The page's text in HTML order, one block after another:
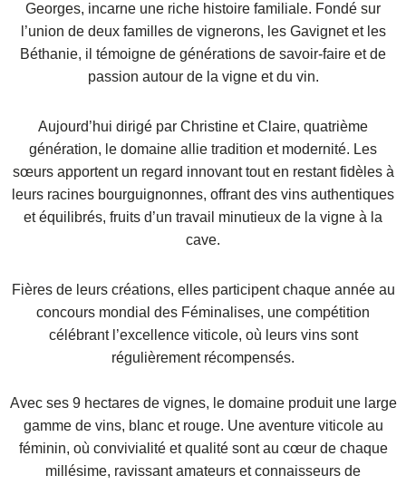
Georges, incarne une riche histoire familiale. Fondé sur
l’union de deux familles de vignerons, les Gavignet et les
Béthanie, il témoigne de générations de savoir-faire et de
passion autour de la vigne et du vin.
Aujourd’hui dirigé par Christine et Claire, quatrième
génération, le domaine allie tradition et modernité. Les
sœurs apportent un regard innovant tout en restant fidèles à
leurs racines bourguignonnes, offrant des vins authentiques
et équilibrés, fruits d’un travail minutieux de la vigne à la
cave.
Fières de leurs créations, elles participent chaque année au
concours mondial des Féminalises, une compétition
célébrant l’excellence viticole, où leurs vins sont
régulièrement récompensés.
Avec ses 9 hectares de vignes, le domaine produit une large
gamme de vins, blanc et rouge. Une aventure viticole au
féminin, où convivialité et qualité sont au cœur de chaque
millésime, ravissant amateurs et connaisseurs de